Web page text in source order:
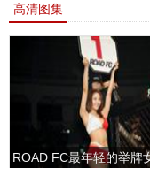
高清图集
ROAD FC最年轻的举牌